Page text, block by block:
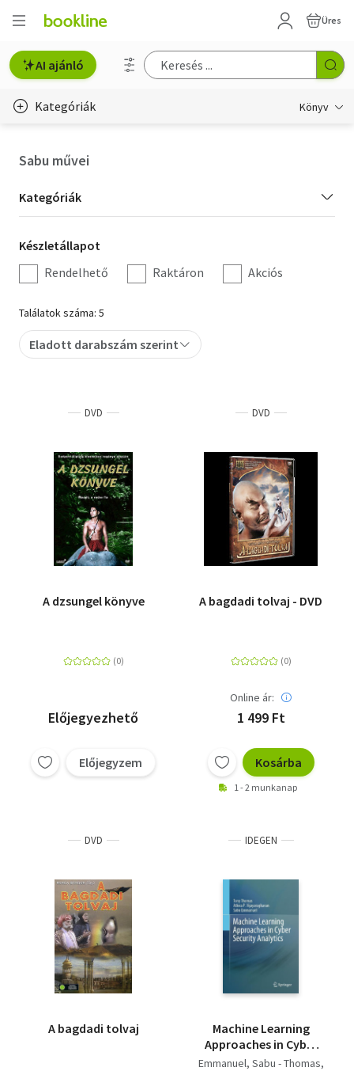
Üres
AI ajánló
Kategóriák Könyv
Hobbi, szabadidő
Irodalom
Művészet
Szakkönyv
Tankönyv, segédkönyv
Társadalomtudomány
Természettudomány
Történelem
Sabu művei
Kategória
szűrés
Kategóriák
Készletállapot
szűrés
Készletállapot
Rendelhető
Raktáron Akciós
Találatok száma: 5
Eladott darabszám szerint
DVD
A dzsungel könyve
Előjegyezhető
Előjegyzem
DVD
A bagdadi tolvaj - DVD
Online ár:
1 499 Ft
Kosárba
1 - 2 munkanap
DVD
A bagdadi tolvaj
IDEGEN
Machine Learning
Approaches in Cyber
Security Analytics
Emmanuel, Sabu - Thomas,